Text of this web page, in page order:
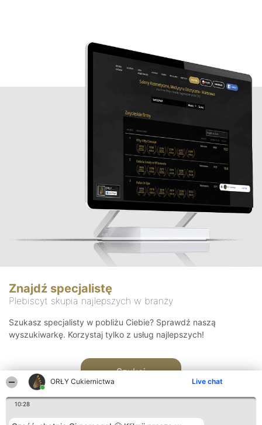
ORŁY Cukiernictwa Live chat
10:28
Znajdź specjalistę
Plebiscyt skupia najlepszych w branży
Szukasz specjalisty w pobliżu Ciebie? Sprawdź naszą
wyszukiwarkę. Korzystaj tylko z usług najlepszych!
Szukaj